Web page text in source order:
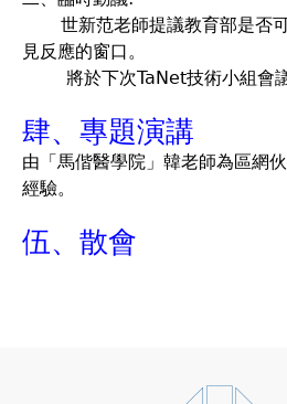
世新范老師提議教育部是否可
見反應的窗口。
將於下次TaNet技術小組會議
肆、專題演講
由「馬偕醫學院」韓老師為區網
經驗。
伍、散會